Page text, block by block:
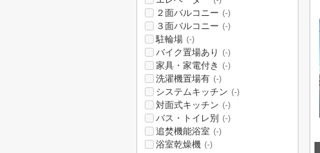
２面バルコニー (-)
３面バルコニー (-)
駐輪場 (-)
バイク置場あり (-)
家具・家電付き (-)
洗濯機置場有 (-)
システムキッチン (-)
対面式キッチン (-)
バス・トイレ別 (-)
追焚機能浴室 (-)
浴室乾燥機 (-)